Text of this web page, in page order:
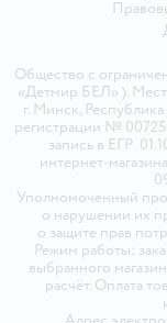
Общество с
«Детмир БЕЛ» ).
г. Минск,
регистрации №
запись в ЕГР
интернет-
Уполномоченный
о нарушении их
о защите прав
Режим работы:
выбранного
расчёт. Оплата